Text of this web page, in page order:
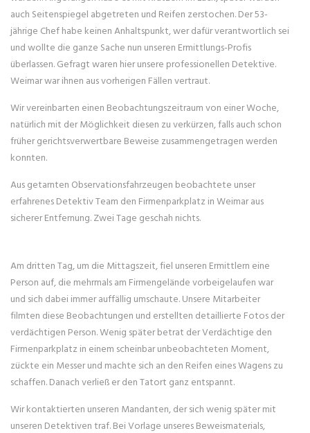
auch Seitenspiegel abgetreten und Reifen zerstochen. Der 53-
jährige Chef habe keinen Anhaltspunkt, wer dafür verantwortlich sei
und wollte die ganze Sache nun unseren Ermittlungs-Profis
überlassen. Gefragt waren hier unsere professionellen Detektive.
Weimar war ihnen aus vorherigen Fällen vertraut.
Wir vereinbarten einen Beobachtungszeitraum von einer Woche,
natürlich mit der Möglichkeit diesen zu verkürzen, falls auch schon
früher gerichtsverwertbare Beweise zusammengetragen werden
konnten.
Aus getarnten Observationsfahrzeugen beobachtete unser
erfahrenes Detektiv Team den Firmenparkplatz in Weimar aus
sicherer Entfernung. Zwei Tage geschah nichts.
Am dritten Tag, um die Mittagszeit, fiel unseren Ermittlern eine
Person auf, die mehrmals am Firmengelände vorbeigelaufen war
und sich dabei immer auffällig umschaute. Unsere Mitarbeiter
filmten diese Beobachtungen und erstellten detaillierte Fotos der
verdächtigen Person. Wenig später betrat der Verdächtige den
Firmenparkplatz in einem scheinbar unbeobachteten Moment,
zückte ein Messer und machte sich an den Reifen eines Wagens zu
schaffen. Danach verließ er den Tatort ganz entspannt.
Wir kontaktierten unseren Mandanten, der sich wenig später mit
unseren Detektiven traf. Bei Vorlage unseres Beweismaterials,